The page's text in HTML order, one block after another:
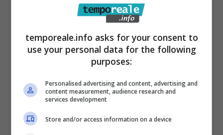
puliti per chi vive sulla strada può contribuire
ad alleviare le sofferenza di questi “ultimi”.
Il presidente Emilio Donaggio ed i volontari,
con un ulteriore sforzo, stanno tentando di
portare il servizio a tre volte a settimana. Ma
il termometro sta scendendo in picchiata e
molti assistiti rischiano di non farcela. “Ad
ogni appuntamento – è la constatazione del
temporeale.info asks for your consent to
use your personal data for the following
purposes:
Personalised advertising and content, advertising and
content measurement, audience research and
services development
Store and/or access information on a device